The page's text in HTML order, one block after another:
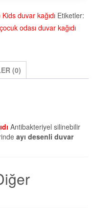
duvar kağıdı Etiketler:
çocuk odası duvar kağıdı
(0)
Antibakteriyel silinebilir
ayı desenli duvar